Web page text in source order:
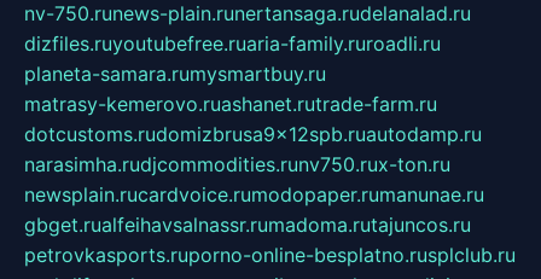
nv-750.runews-plain.runertansaga.rudelanalad.ru
dizfiles.ruyoutubefree.ruaria-family.ruroadli.ru
planeta-samara.rumysmartbuy.ru
matrasy-kemerovo.ruashanet.rutrade-farm.ru
dotcustoms.rudomizbrusa9x12spb.ruautodamp.ru
narasimha.rudjcommodities.runv750.rux-ton.ru
newsplain.rucardvoice.rumodopaper.rumanunae.ru
gbget.rualfeihavsalnassr.rumadoma.rutajuncos.ru
petrovkasports.ruporno-online-besplatno.rusplclub.ru